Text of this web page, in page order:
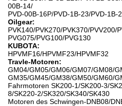
00B-14/
PVD-00B-16P/PVD-1B-23/PVD-1B-
Oilgear:
PVK140/PVK270/PVK370/PVV200/
PVG075/PVG100/PVG130
KUBOTA:
HPVMF16/HPVMF23/HPVMF32
Travle-Motoren:
GM04/GM05/GM06/GM07/GM08/
GM35/GM45/GM38/GM50/GM60/
Fahrmotoren SK200-1/SK200-3/
8/SK220-2/SK320/SK340/SK430
Motoren des Schwingen-DNB08/